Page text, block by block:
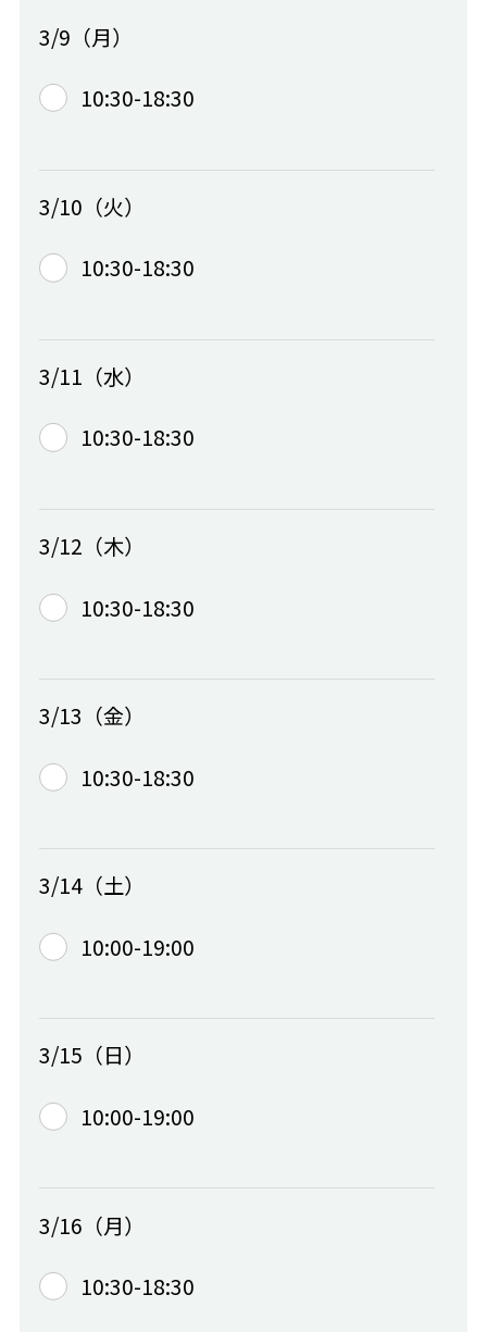
3/9（月）
10:30-18:30
3/10（火）
10:30-18:30
3/11（水）
10:30-18:30
3/12（木）
10:30-18:30
3/13（金）
10:30-18:30
3/14（土）
10:00-19:00
3/15（日）
10:00-19:00
3/16（月）
10:30-18:30